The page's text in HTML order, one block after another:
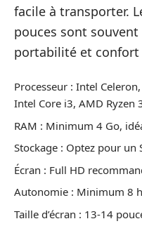
facile à transporter.
pouces sont
portabilité et confort
Processeur : Intel
Intel Core i3, AMD Ryzen
RAM : Minimum 4 Go,
Stockage : Optez pour un
Écran : Full HD
Autonomie : Minimum 8
Taille d’écran : 13-14